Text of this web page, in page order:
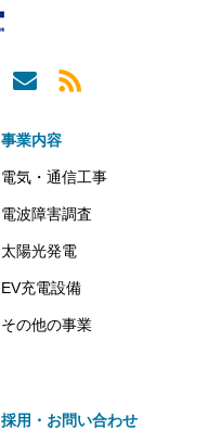
事業内容
電気・通信工事
電波障害調査
太陽光発電
EV充電設備
その他の事業
採用・お問い合わせ